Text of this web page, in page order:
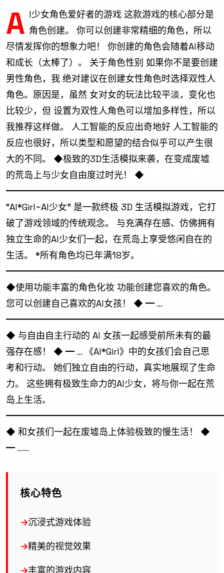
A I少女角色爱好者的游戏 这款游戏的核心部分是
角色创建。 你可以创建非常精细的角色，所以
尽情发挥你的想象力吧！ 你创建的角色会随着AI移动
和成长（太棒了）。 关于角色性别 如果你不是要创建
男性角色，我 绝对建议在创建女性角色时选择双性人
角色。原因是，虽然 女对女的玩法比较平淡，变化也
比较少，但 设置为双性人角色可以增加多样性，所以
我推荐这样做。 人工智能的反应出奇地好 人工智能的
反应也很好，所以类型和愿望的结合似乎可以产生很
大的不同。 ◆极致的3D生活模拟来袭，在变成废墟
的荒岛上与少女自由度过时光！ ◆
“AI*Girl~AI少女” 是一款终极 3D 生活模拟游戏，它打
破了游戏领域的传统观念。 与充满存在感、仿佛拥有
独立生命的AI少女们一起，在荒岛上享受悠闲自在的
生活。 *所有角色均已年满18岁。
◆使用功能丰富的角色化妆 功能创建您喜欢的角色。
您可以创建自己喜欢的AI女孩！ ◆ ━ ...
◆ 与自由自主行动的 AI 女孩一起感受前所未有的最
强存在感！ ◆ ━ ... 《AI*Girl》中的女孩们会自己思
考和行动。 她们独立自由的行动，真实地展现了生命
力。 这些拥有极致生命力的AI少女，将与你一起在荒
岛上生活。
◆ 和女孩们一起在废墟岛上体验极致的慢生活！ ◆
━ ......
核心特色
沉浸式游戏体验
精美的视觉效果
丰富的游戏内容